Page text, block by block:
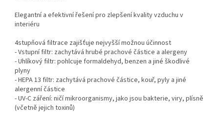
Elegantní a efektivní řešení pro zlepšení kvality vzduchu v
interiéru
4stupňová filtrace zajišťuje nejvyšší možnou účinnost
- Vstupní filtr: zachytává hrubé prachové částice a alergeny
- Uhlíkový filtr: pohlcuje formaldehyd, benzen a jiné škodlivé
plyny
- HEPA 13 filtr: zachytává prachové částice, kouř, pyly a jiné
alergenní částice
- UV-C záření: ničí mikroorganismy, jako jsou bakterie, viry, plísně
(včetně jejich toxinů)